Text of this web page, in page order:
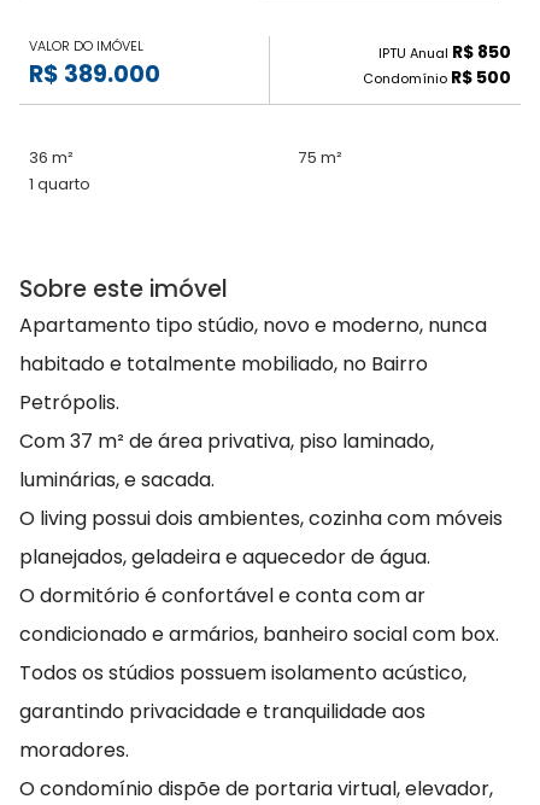
VALOR DO IMÓVEL
R$ 389.000
IPTU Anual R$ 850
Condomínio R$ 500
36 m²
75 m²
1 quarto
Sobre este imóvel
Apartamento tipo stúdio, novo e moderno, nunca
habitado e totalmente mobiliado, no Bairro
Petrópolis.
Com 37 m² de área privativa, piso laminado,
luminárias, e sacada.
O living possui dois ambientes, cozinha com móveis
planejados, geladeira e aquecedor de água.
O dormitório é confortável e conta com ar
condicionado e armários, banheiro social com box.
Todos os stúdios possuem isolamento acústico,
garantindo privacidade e tranquilidade aos
moradores.
O condomínio dispõe de portaria virtual, elevador,